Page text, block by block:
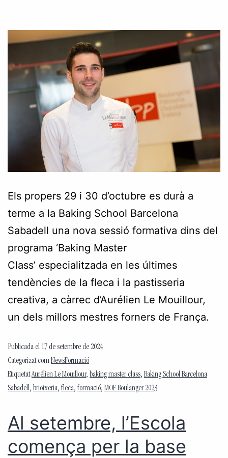
Els propers 29 i 30 d’octubre es durà a
terme a la Baking School Barcelona
Sabadell una nova sessió formativa dins del
programa ‘Baking Master
Class’ especialitzada en les últimes
tendències de la fleca i la pastisseria
creativa, a càrrec d’Aurélien Le Mouillour,
un dels millors mestres forners de França.
Publicada el 17 de setembre de 2024
Categorizat comNewsFormació
EtiquetatAurélien Le Mouillour, baking master class, Baking School Barcelona
Sabadell, brioixeria, fleca, formació, MOF Boulanger 2023
Al setembre, l’Escola
comença per la base